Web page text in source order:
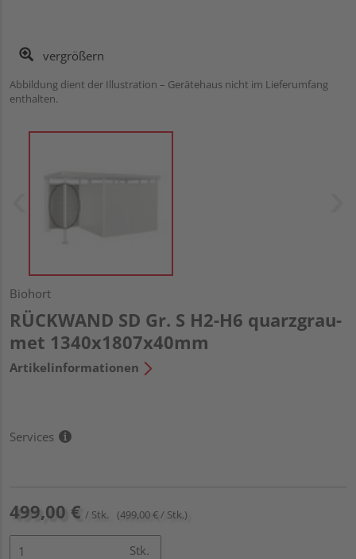
vergrößern
Abbildung dient der Illustration – Gerätehaus nicht im Lieferumfang
enthalten.
Biohort
RÜCKWAND SD Gr. S H2-H6 quarzgrau-
met 1340x1807x40mm
Artikelinformationen
Services
499,00 € / Stk. (499,00 € / Stk.)
Stk.